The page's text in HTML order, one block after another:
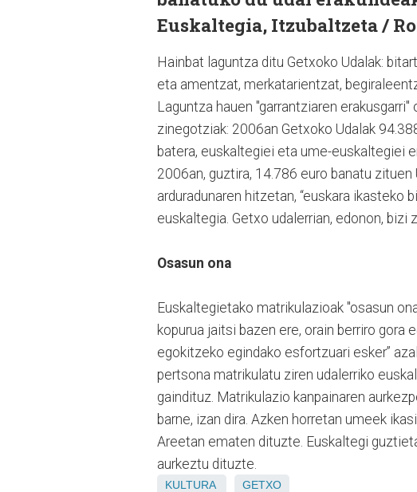
Euskaltegia, Itzubaltzeta /
Hainbat laguntza ditu Getxoko Udalak:
eta amentzat, merkatarientzat,
Laguntza hauen "garrantziaren
zinegotziak: 2006an Getxoko Udalak
batera, euskaltegiei eta ume-euskaltegiei
2006an, guztira, 14.786 euro banatu zituen
arduradunaren hitzetan, “euskara ikasteko
euskaltegia. Getxo udalerrian, edonon, bizi
Osasun ona
Euskaltegietako matrikulazioak "osasun
kopurua jaitsi bazen ere, orain berriro gora
egokitzeko egindako esfortzuari esker”
pertsona matrikulatu ziren udalerriko
gaindituz. Matrikulazio kanpainaren
barne, izan dira. Azken horretan umeek
Areetan ematen dituzte. Euskaltegi
aurkeztu dituzte.
KULTURA GETXO